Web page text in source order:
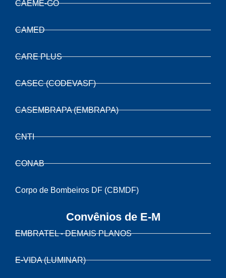
CAEME-GO
CAMED
CARE PLUS
CASEC (CODEVASF)
CASEMBRAPA (EMBRAPA)
CNTI
CONAB
Corpo de Bombeiros DF (CBMDF)
Convênios de E-M
EMBRATEL - DEMAIS PLANOS
E-VIDA (LUMINAR)